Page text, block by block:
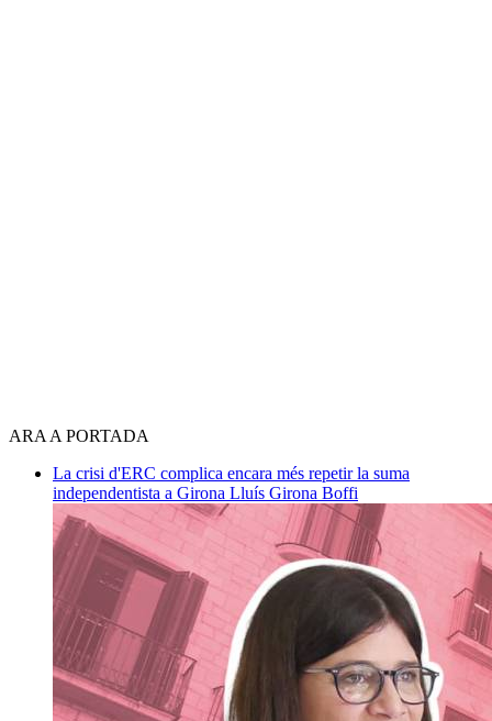
ARA A PORTADA
La crisi d'ERC complica encara més repetir la suma
independentista a Girona Lluís Girona Boffi